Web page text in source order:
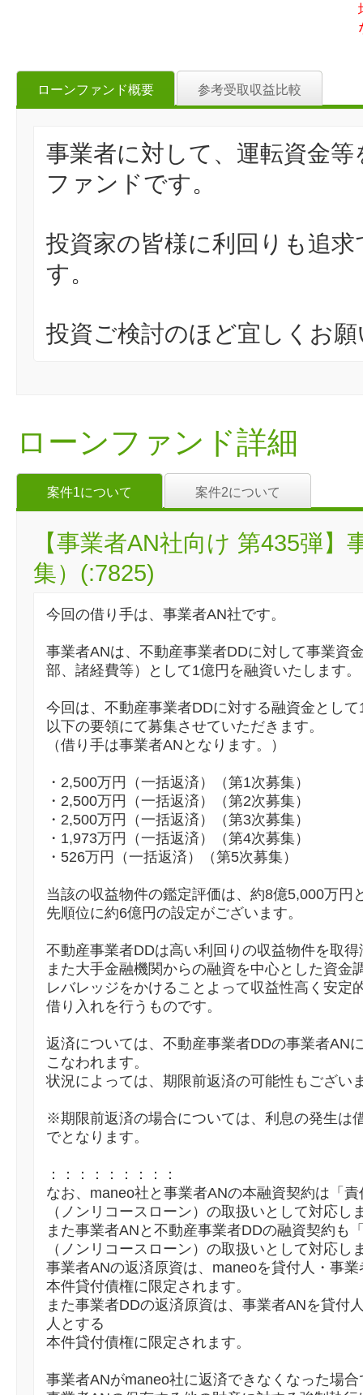
ローンファンド概要 参考受取収益比較
事業者に対して、運転資金
ファンドです。
投資家の皆様に利回りも追
す。
投資ご検討のほど宜しくお
ローンファンド詳細
案件1について 案件2について
【事業者AN社向け 第435弾
集）(:7825)
今回の借り手は、事業者AN社です。
事業者ANは、不動産事業者DDに対して事業資
部、諸経費等）として1億円を融資いたします。
今回は、不動産事業者DDに対する融資金として
以下の要領にて募集させていただきます。
（借り手は事業者ANとなります。）
・2,500万円（一括返済）（第1次募集）
・2,500万円（一括返済）（第2次募集）
・2,500万円（一括返済）（第3次募集）
・1,973万円（一括返済）（第4次募集）
・526万円（一括返済）（第5次募集）
当該の収益物件の鑑定評価は、約8億5,000万円
先順位に約6億円の設定がございます。
不動産事業者DDは高い利回りの収益物件を取
また大手金融機関からの融資を中心とした資金
レバレッジをかけることよって収益性高く安定
借り入れを行うものです。
返済については、不動産事業者DDの事業者AN
こなわれます。
状況によっては、期限前返済の可能性もござい
※期限前返済の場合については、利息の発生は
でとなります。
：：：：：：：：：
なお、maneo社と事業者ANの本融資契約は「
（ノンリコースローン）の取扱いとして対応し
また事業者ANと不動産事業者DDの融資契約も
（ノンリコースローン）の取扱いとして対応し
事業者ANの返済原資は、maneoを貸付人・事
本件貸付債権に限定されます。
また事業者DDの返済原資は、事業者ANを貸付
人とする
本件貸付債権に限定されます。
事業者ANがmaneo社に返済できなくなった場合